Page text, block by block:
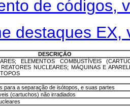
de códigos,
destaques EX,
DESCRIÇÃO
ELEMENTOS COMBUSTÍVEIS
NUCLEARES; MÁQUINAS E
para a separação de isótopos, e suas partes
(cartuchos) não irradiados